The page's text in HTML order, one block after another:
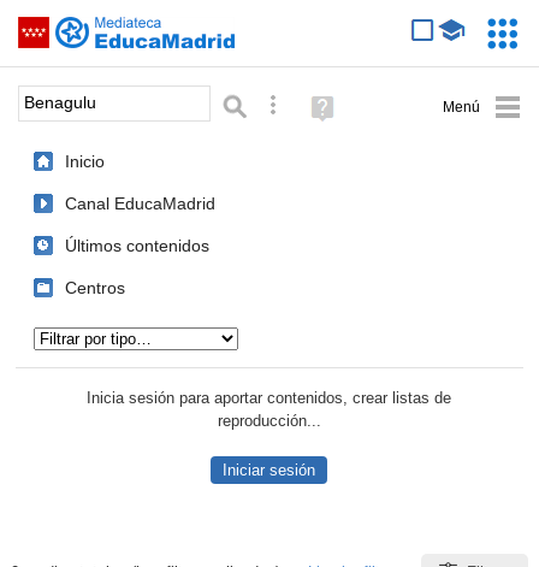
Saltar navegación
Palabra o frase: Búsqueda avanzada
Ayuda
(en
Inicio
Canal EducaMadrid
Últimos contenidos
Centros
Inicia sesión para aportar contenidos, crear listas de
reproducción...
Iniciar sesión